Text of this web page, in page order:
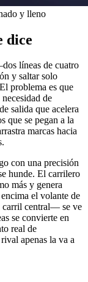
y lleno
dice
líneas de cuatro
y saltar solo
problema es que
de
salida que acelera
que se pegan a la
marcas hacia
con una precisión
hunde. El carrilero
más y genera
el volante de
carril central— se ve
se convierte en
real de
apenas la va a